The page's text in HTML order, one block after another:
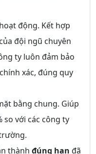
động. Kết hợp
đội ngũ chuyên
ty luôn đảm bảo
xác, đúng quy
bằng chung. Giúp
so với các công ty
thành đúng hạn đã